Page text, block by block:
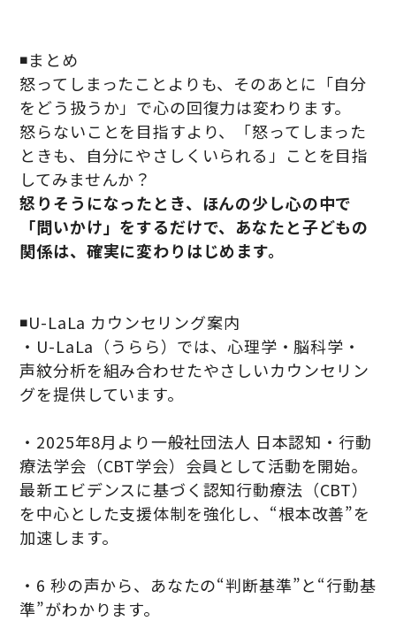
◾️まとめ
怒ってしまったことよりも、そのあとに「自分
をどう扱うか」で心の回復力は変わります。
怒らないことを目指すより、「怒ってしまった
ときも、自分にやさしくいられる」ことを目指
してみませんか？
怒りそうになったとき、ほんの少し心の中で
「問いかけ」をするだけで、あなたと子どもの
関係は、確実に変わりはじめます。
◾️U-LaLa カウンセリング案内
・U-LaLa（うらら）では、心理学・脳科学・
声紋分析を組み合わせたやさしいカウンセリン
グを提供しています。
・2025年8月より一般社団法人 日本認知・行動
療法学会（CBT学会）会員として活動を開始。
最新エビデンスに基づく認知行動療法（CBT）
を中心とした支援体制を強化し、“根本改善”を
加速します。
・6 秒の声から、あなたの“判断基準”と“行動基
準”がわかります。